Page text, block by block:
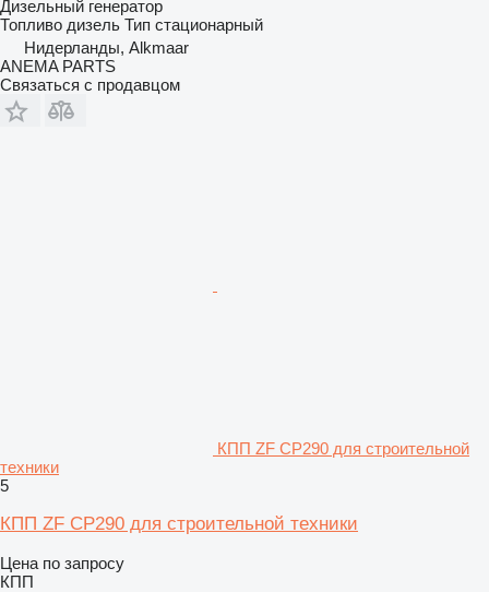
Дизельный генератор
Топливо дизель Тип стационарный
Нидерланды, Alkmaar
ANEMA PARTS
Связаться с продавцом
КПП ZF CP290 для строительной
техники
5
КПП ZF CP290 для строительной техники
Цена по запросу
КПП